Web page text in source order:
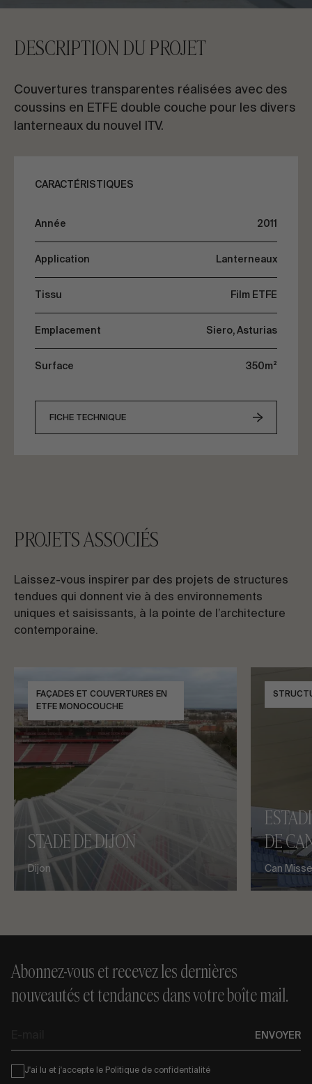
CONTACTEZ-NOUS
Conseil & Consulting
DESCRIPTION DU PROJET
Couvertures transparentes réalisées avec des
coussins en ETFE double couche pour les divers
lanterneaux du nouvel ITV.
CARACTÉRISTIQUES
Année 2011
Application Lanterneaux
Tissu Film ETFE
Emplacement Siero, Asturias
Surface 350m²
FICHE TECHNIQUE
PROJETS ASSOCIÉS
Laissez-vous inspirer par des projets de structures
tendues qui donnent vie à des environnements
uniques et saisissants, à la pointe de l’architecture
contemporaine.
FAÇADES ET COUVERTURES EN
ETFE MONOCOUCHE
STADE DE DIJON
Dijon
DE
Can
Abonnez-vous et recevez les dernières
nouveautés et tendances dans votre boîte mail.
ENVOYER
Condiciones
J'ai lu et j'accepte le Politique de confidentialité